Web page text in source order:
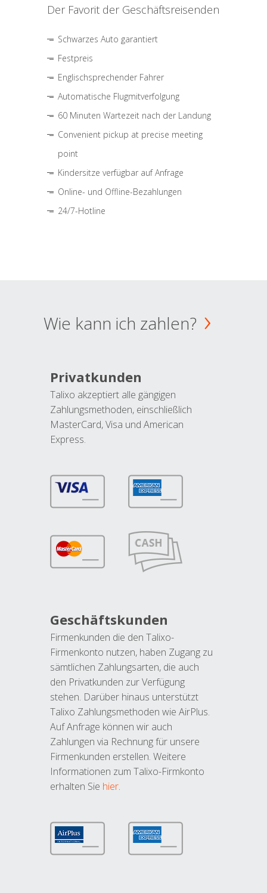
Der Favorit der Geschäftsreisenden
Schwarzes Auto garantiert
Festpreis
Englischsprechender Fahrer
Automatische Flugmitverfolgung
60 Minuten Wartezeit nach der Landung
Convenient pickup at precise meeting
point
Kindersitze verfügbar auf Anfrage
Online- und Offline-Bezahlungen
24/7-Hotline
Wie kann ich zahlen?
Privatkunden
Talixo akzeptiert alle gängigen
Zahlungsmethoden, einschließlich
MasterCard, Visa und American
Express.
Geschäftskunden
Firmenkunden die den Talixo-
Firmenkonto nutzen, haben Zugang zu
sämtlichen Zahlungsarten, die auch
den Privatkunden zur Verfügung
stehen. Darüber hinaus unterstützt
Talixo Zahlungsmethoden wie AirPlus.
Auf Anfrage können wir auch
Zahlungen via Rechnung für unsere
Firmenkunden erstellen. Weitere
Informationen zum Talixo-Firmkonto
erhalten Sie hier.